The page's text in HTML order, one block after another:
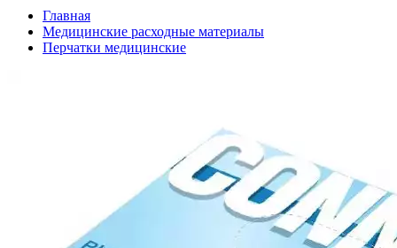
Главная
Медицинские расходные материалы
Перчатки медицинские